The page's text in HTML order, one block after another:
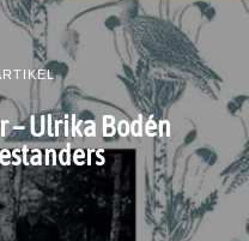
– Ulrika Bodén